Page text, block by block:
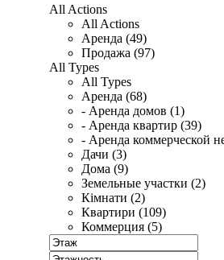
All Actions
All Actions
Аренда (49)
Продажа (97)
All Types
All Types
Аренда (68)
- Аренда домов (1)
- Аренда квартир (39)
- Аренда коммерческой
Дачи (3)
Дома (9)
Земельные участки (2)
Кімнати (2)
Квартири (109)
Коммерция (5)